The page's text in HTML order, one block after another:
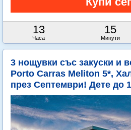
13
Часа
15
Минути
3 нощувки със закуски и
Porto Carras Meliton 5*,
през Септември! Дете до